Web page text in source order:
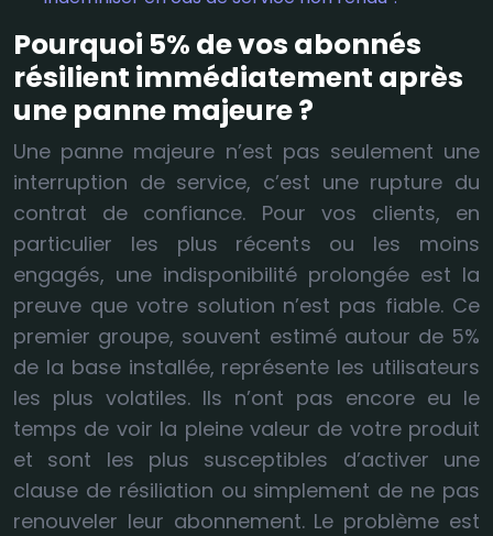
Pourquoi 5% de vos abonnés
résilient immédiatement après
une panne majeure ?
Une panne majeure n’est pas seulement une
interruption de service, c’est une rupture du
contrat de confiance. Pour vos clients, en
particulier les plus récents ou les moins
engagés, une indisponibilité prolongée est la
preuve que votre solution n’est pas fiable. Ce
premier groupe, souvent estimé autour de 5%
de la base installée, représente les utilisateurs
les plus volatiles. Ils n’ont pas encore eu le
temps de voir la pleine valeur de votre produit
et sont les plus susceptibles d’activer une
clause de résiliation ou simplement de ne pas
renouveler leur abonnement. Le problème est